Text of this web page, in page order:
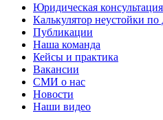
Юридическая консультация
Калькулятор неустойки
Публикации
Наша команда
Кейсы и практика
Вакансии
СМИ о нас
Новости
Наши видео